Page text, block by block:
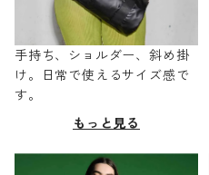
手持ち、ショルダー、斜め掛
け。日常で使えるサイズ感で
す。
もっと見る